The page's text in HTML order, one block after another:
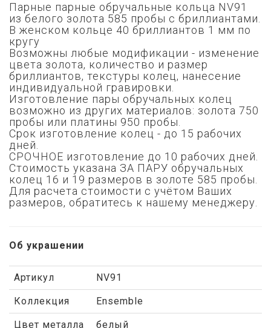
Парные парные обручальные кольца NV91
из белого золота 585 пробы с бриллиантами.
В женском кольце 40 бриллиантов 1 мм по
кругу
Возможны любые модификации - изменение
цвета золота, количество и размер
бриллиантов, текстуры колец, нанесение
индивидуальной гравировки.
Изготовление пары обручальных колец
возможно из других материалов: золота 750
пробы или платины 950 пробы.
Срок изготовление колец - до 15 рабочих
дней.
СРОЧНОЕ изготовление до 10 рабочих дней.
Стоимость указана ЗА ПАРУ обручальных
колец 16 и 19 размеров в золоте 585 пробы.
Для расчета стоимости с учётом Ваших
размеров, обратитесь к нашему менеджеру.
Об украшении
Артикул NV91
Коллекция Ensemble
Цвет металла белый